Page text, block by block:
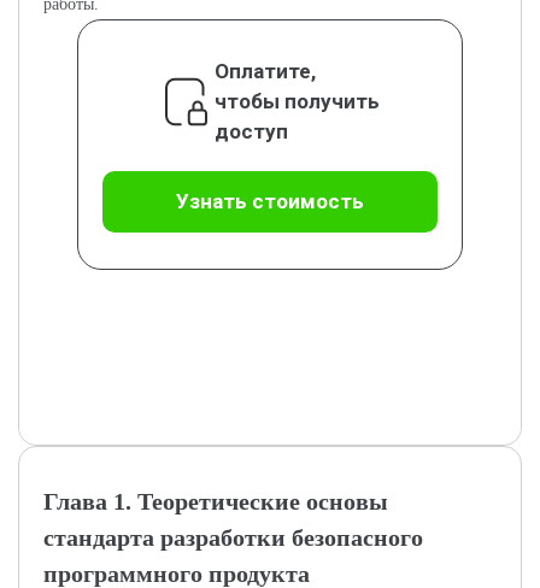
работы.
Оплатите,
чтобы получить
доступ
Узнать стоимость
Глава 1. Теоретические основы
стандарта разработки безопасного
программного продукта